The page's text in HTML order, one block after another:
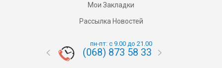
Мои Закладки
Рассылка Новостей
пн-пт: с 9.00 до 21.00
(068) 873 58 33